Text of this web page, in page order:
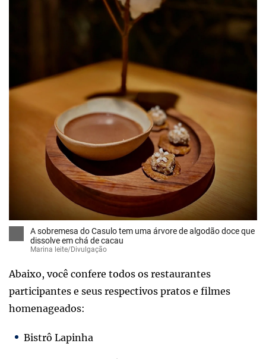
A sobremesa do Casulo tem uma árvore de algodão doce que
dissolve em chá de cacau
Marina leite/Divulgação
Abaixo, você confere todos os restaurantes
participantes e seus respectivos pratos e filmes
homenageados:
Bistrô Lapinha